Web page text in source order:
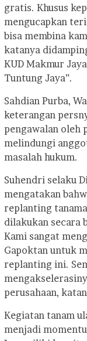
gratis. Khusus
mengucapkan
bisa membina
katanya
KUD Makmur
Tuntung Jaya”.
Sahdian Purba,
keterangan
pengawalan oleh
melindungi
masalah hukum.
Suhendri selaku
mengatakan
replanting
dilakukan secara
Kami sangat
Gapoktan untuk
replanting ini.
perusahaan,
Kegiatan tanam
menjadi